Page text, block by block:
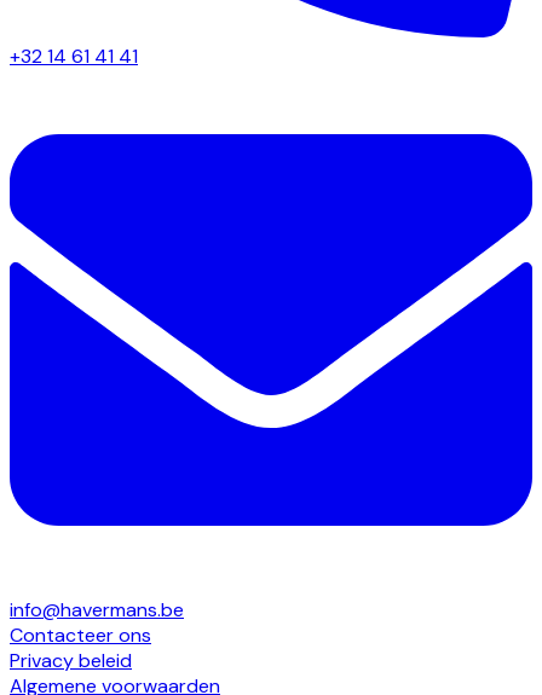
+32 14 61 41 41
info@havermans.be
Contacteer ons
Privacy beleid
Algemene voorwaarden